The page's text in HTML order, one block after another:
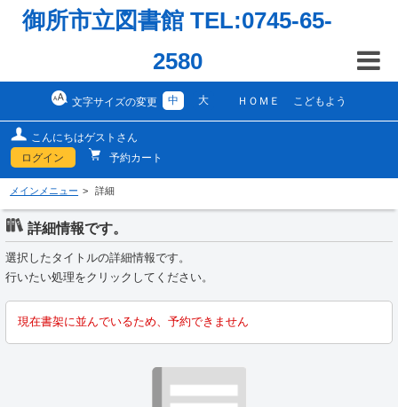
御所市立図書館 TEL:0745-65-
2580
文字サイズの変更 中 大 ＨＯＭＥ こどもよう
こんにちはゲストさん
ログイン
予約カート
メインメニュー 詳細
詳細情報です。
選択したタイトルの詳細情報です。
行いたい処理をクリックしてください。
現在書架に並んでいるため、予約できません